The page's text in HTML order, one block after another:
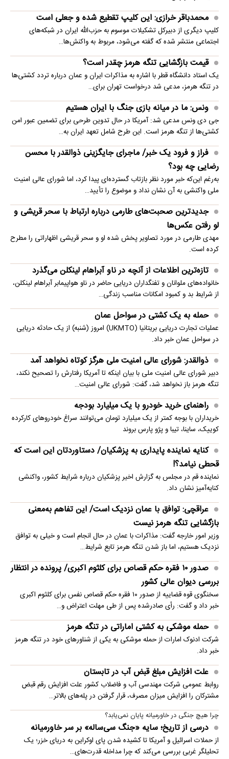
محمدباقر خرازی: این کلیپ تقطیع شده و جعلی است
کلیپ دیگری از دبیرکل تشکیلات موسوم به حزب‌الله ایران در شبکه‌های
اجتماعی منتشر شده که گفته می‌شود، مربوط به واکنش‌ها…
قیمت بازگشایی تنگه هرمز چقدر است؟
یک استاد دانشگاه قطر با اشاره به مذاکرات ایران و عمان درباره تردد کشتی‌ها
در تنگه هرمز، مدعی شد درخواست تهران برای…
ونس: ما در میانه بازی جنگ با ایران هستیم
جی دی ونس مدعی شد: آمریکا در حال تدوین طرحی برای تضمین عبور امن
کشتی‌ها از تنگه هرمز است. این طرح شامل تعهد ایران به…
فراز و فرود یک خبر/ ماجرای جایگزینی ذوالقدر با محسن
رضایی چه بود؟
به‌رغم این‌که خبر مورد نظر بازتاب گسترده‌ای پیدا کرد، اما شورای عالی امنیت
ملی واکنشی به آن نشان نداد و موضوع را تأیید…
جدیدترین صحبت‌های طارمی درباره ارتباط با سحر قریشی و
لو رفتن عکس‌ها
مهدی طارمی در مورد تصاویر پخش شده او و سحر قریشی اظهاراتی را مطرح
کرده است.
تازه‌ترین اطلاعات از آنچه در ناو آبراهام لینکلن می‌گذرد
خانواده‌های ملوانان و تفنگداران دریایی حاضر در ناو هواپیمابر آبراهام لینکلن،
از شرایط بد و کمبود امکانات مناسب زندگی…
حمله به یک کشتی در سواحل عمان
عملیات تجارت دریایی بریتانیا (UKMTO) امروز (شنبه) از یک حادثه دریایی
در سواحل عمان خبر داد.
ذوالقدر: شورای عالی امنیت ملی هرگز کوتاه نخواهد آمد
دبیر شورای عالی امنیت ملی با بیان اینکه تا آمریکا رفتارش را تصحیح نکند،
تنگه هرمز باز نخواهد شد، گفت: شورای عالی امنیت…
راهنمای خرید خودرو با یک میلیارد بودجه
خریداران با بوجه کمتر از یک میلیارد تومان می‌توانند سراغ خودروهای کارکرده
کوییک، ساینا، تیبا و پژو پارس بروند
کنایه نماینده پایداری به پزشکیان/ دستاوردتان این است که
قحطی نیامد؟!
نماینده قم در مجلس به گزارش اخیر پزشکیان درباره شرایط کشور، واکنشی
کنایه‌آمیز نشان داد.
عراقچی: توافق با عمان نزدیک است/ این تفاهم به‌معنی
بازگشایی تنگه هرمز نیست
وزیر امور خارجه گفت: مذاکرات با عمان در حال انجام است و خیلی به توافق
نزدیک هستیم، اما باز شدن تنگه هرمز تابع شرایط…
صدور ۱۰ فقره حکم قصاص برای کلثوم اکبری/ پرونده در انتظار
بررسی دیوان عالی کشور
سخنگوی قوه قضاییه از صدور ۱۰ فقره حکم قصاص نفس برای کلثوم اکبری
خبر داد و گفت: رأی صادرشده پس از طی مهلت اعتراض و…
حمله موشکی به کشتی اماراتی در تنگه هرمز
شرکت ادنوک امارات از حمله موشکی به یکی از شناورهای خود در تنگه هرمز
خبر داد.
علت افزایش مبلغ قبض آب در تابستان
روابط عمومی شرکت مهندسی آب و فاضلاب کشور علت افزایش رقم قبض
مشترکان را افزایش میزان مصرف، قرار گرفتن در پله‌های بالاتر…
چرا هیچ جنگی در خاورمیانه پایان نمی‌یابد؟
درسی از تاریخ؛ سایه «جنگ سی‌ساله» بر سر خاورمیانه
از حملات اسرائیل و آمریکا تا کشیده شدن پای اوکراین به دریای خزر؛ یک
تحلیلگر غربی بررسی می‌کند که چرا مداخله قدرت‌های…